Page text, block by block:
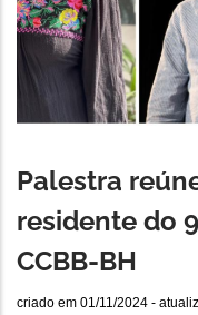
Palestra
residente do
CCBB-BH
criado em 01/11/2024 -